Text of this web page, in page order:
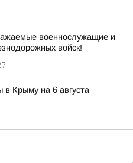
военнослужащие и
войск!
в Крыму на 6 августа